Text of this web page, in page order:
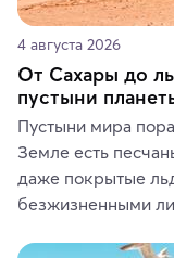
4 августа 2026
От Сахары до
пустыни
Пустыни мира
Земле есть
даже покрытые
безжизненными